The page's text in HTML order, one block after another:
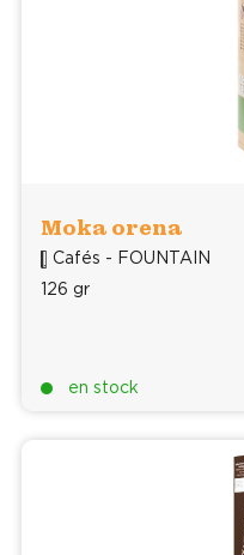
Moka orena
Cafés - FOUNTAIN
126 gr
en stock